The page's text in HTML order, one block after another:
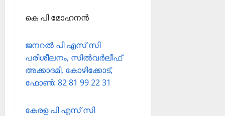
കെ പി മോഹനന്‍
ജനറല്‍ പി എസ് സി
പരിശീലനം, സില്‍വര്‍ലീഫ്
അക്കാദമി, കോഴിക്കോട്,
ഫോണ്‍: 82 81 99 22 31
കേരള പി എസ് സി